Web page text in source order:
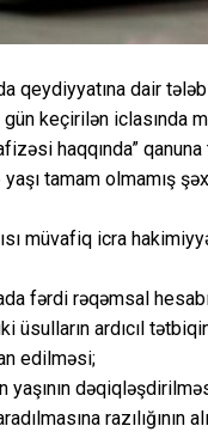
qeydiyyatına dair
keçirilən iclasında
haqqında”
tamam olmamış
müvafiq icra
fərdi rəqəmsal
üsulların ardıcıl
edilməsi;
yaşının